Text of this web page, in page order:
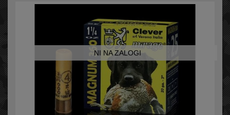
NI NA ZALOGI